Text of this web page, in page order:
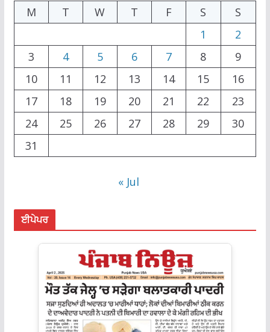
M
T W T F S
S
1
2
3
4 5 6 7 8
9
10
11 12 13 14 15
16
17
18 19 20 21 22
23
24
25 26 27 28 29
30
31
« Jul
ਈਪੇਪਰ